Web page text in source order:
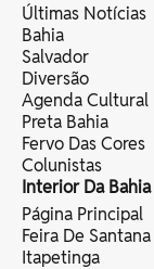
Últimas Notícias
Bahia
Salvador
Diversão
Agenda Cultural
Preta Bahia
Fervo Das Cores
Colunistas
Interior Da Bahia
Página Principal
Feira De Santana
Itapetinga